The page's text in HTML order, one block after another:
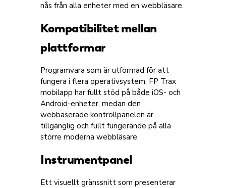
nås från alla enheter med en webbläsare.
Kompatibilitet mellan
plattformar
Programvara som är utformad för att
fungera i flera operativsystem. FP Trax
mobilapp har fullt stöd på både iOS- och
Android-enheter, medan den
webbaserade kontrollpanelen är
tillgänglig och fullt fungerande på alla
större moderna webbläsare.
Instrumentpanel
Ett visuellt gränssnitt som presenterar